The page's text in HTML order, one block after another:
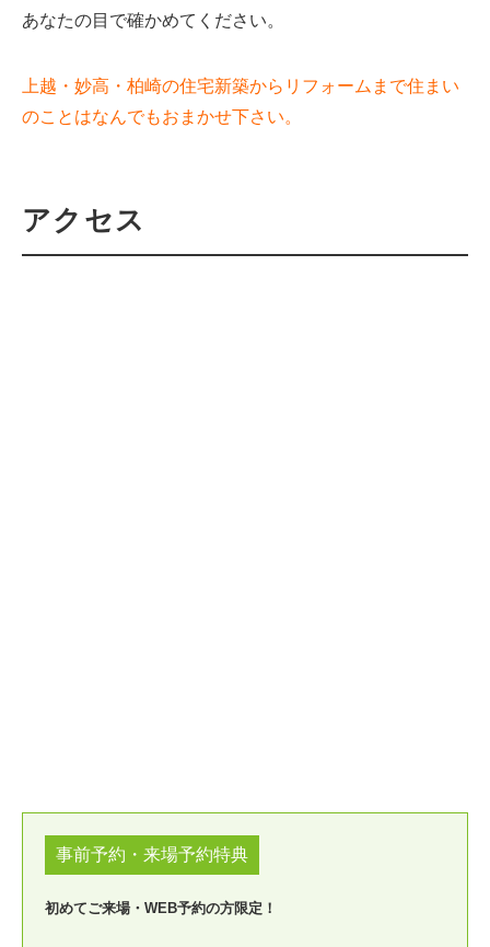
あなたの目で確かめてください。
上越・妙高・柏崎の住宅新築からリフォームまで住まい
のことはなんでもおまかせ下さい。
アクセス
事前予約・来場予約特典
初めてご来場・WEB予約の方限定！